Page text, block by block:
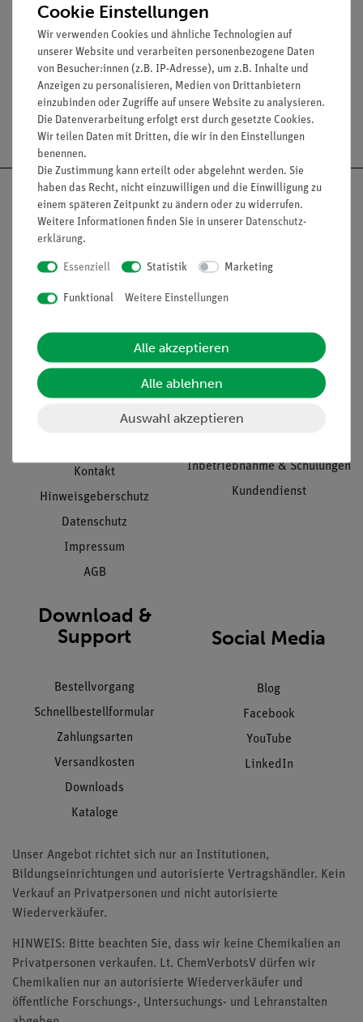
Hülse: NS 14/23
Versandkostenfrei ab 300,- €
Unternehmen
Projekte und Lösungen
Kontakt
Hinweisgeberschutz
Datenschutz
Impressum
AGB
Übersicht Service
Beratung & Showroom
Inventarisierungs- &
Inbetriebnahme & Schulungen
Kundendienst
Download &
Support
Bestellvorgang
Schnellbestellformular
Zahlungsarten
Versandkosten
Downloads
Kataloge
Social Media
Blog
Facebook
YouTube
LinkedIn
Unser Angebot richtet sich nur an Institutionen,
Bildungseinrichtungen und autorisierte Vertragshändler. Kein
Verkauf an Privatpersonen und nicht autorisierte
Wiederverkäufer.
HINWEIS: Bitte beachten Sie, dass wir keine Chemikalien an
Privatpersonen verkaufen. Lt. ChemVerbotsV dürfen wir
Chemikalien nur an autorisierte Wiederverkäufer und
öffentliche Forschungs-, Untersuchungs- und Lehranstalten
Cookie Einstellungen
Wir verwenden Cookies und ähnliche Technologien auf
unserer Website und verarbeiten personenbezogene Daten
von Besucher:innen (z.B. IP-Adresse), um z.B. Inhalte und
Anzeigen zu personalisieren, Medien von Drittanbietern
einzubinden oder Zugriffe auf unsere Website zu analysieren.
Die Datenverarbeitung erfolgt erst durch gesetzte Cookies.
Wir teilen Daten mit Dritten, die wir in den Einstellungen
benennen.
Die Zustimmung kann erteilt oder abgelehnt werden. Sie
haben das Recht, nicht einzuwilligen und die Einwilligung zu
einem späteren Zeitpunkt zu ändern oder zu widerrufen.
Weitere Informationen finden Sie in unserer Daten­schutz­
erklärung.
Essenziell Statistik Marketing
Funktional Weitere Einstellungen
Alle akzeptieren
Alle ablehnen
Auswahl akzeptieren